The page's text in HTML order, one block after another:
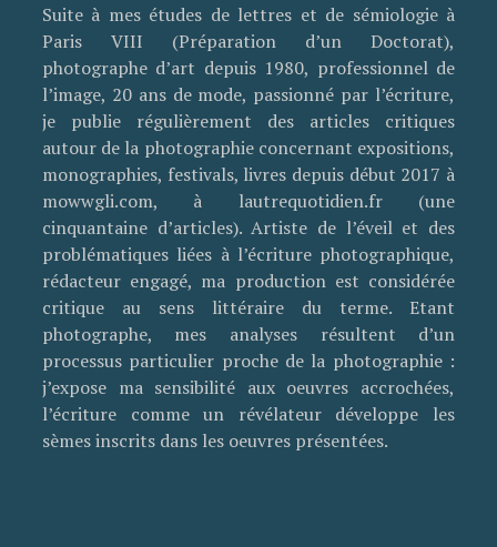
Suite à mes études de lettres et de sémiologie à
Paris VIII (Préparation d’un Doctorat),
photographe d’art depuis 1980, professionnel de
l’image, 20 ans de mode, passionné par l’écriture,
je publie régulièrement des articles critiques
autour de la photographie concernant expositions,
monographies, festivals, livres depuis début 2017 à
mowwgli.com, à lautrequotidien.fr (une
cinquantaine d’articles). Artiste de l’éveil et des
problématiques liées à l’écriture photographique,
rédacteur engagé, ma production est considérée
critique au sens littéraire du terme. Etant
photographe, mes analyses résultent d’un
processus particulier proche de la photographie :
j’expose ma sensibilité aux oeuvres accrochées,
l’écriture comme un révélateur développe les
sèmes inscrits dans les oeuvres présentées.